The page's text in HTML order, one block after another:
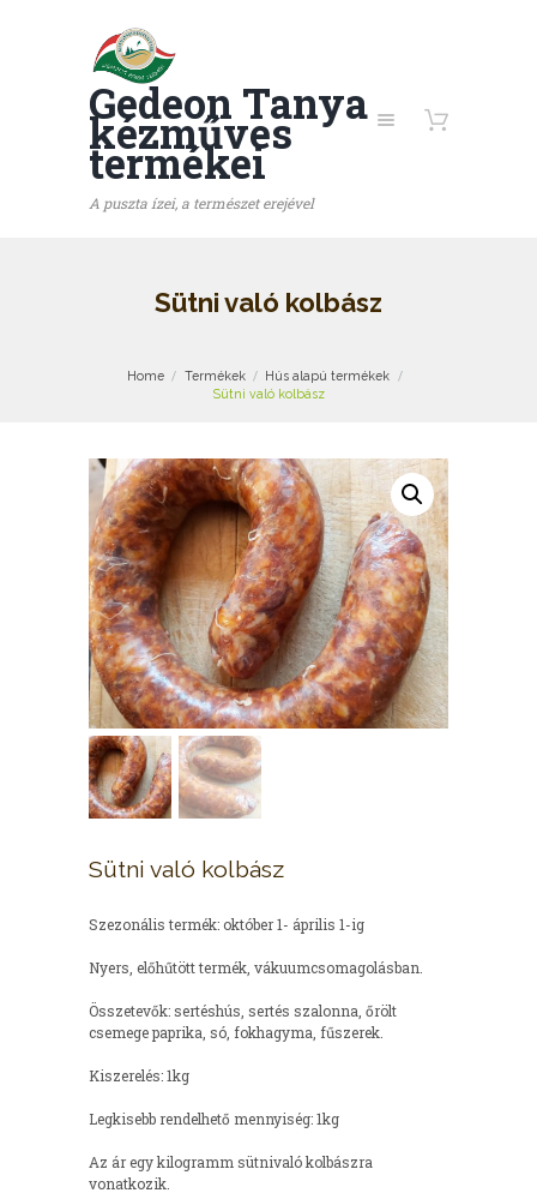
Gedeon Tanya
kézműves
termékei
A puszta ízei, a természet erejével
Sütni való kolbász
Home Termékek
Hús alapú termékek
Sütni való kolbász
Sütni való kolbász
Szezonális termék: október 1- április 1-ig
Nyers, előhűtött termék, vákuumcsomagolásban.
Összetevők: sertéshús, sertés szalonna, őrölt
csemege paprika, só, fokhagyma, fűszerek.
Kiszerelés: 1kg
Legkisebb rendelhető mennyiség: 1kg
Az ár egy kilogramm sütnivaló kolbászra
vonatkozik.